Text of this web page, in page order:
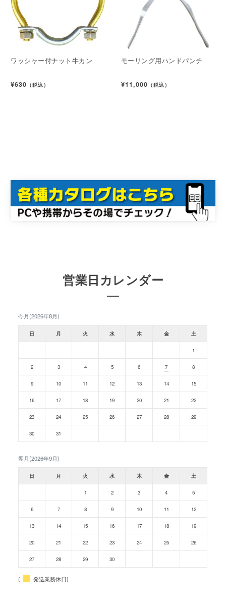
ワッシャー付ナット牛カン
¥630 （税込）
モーリング用ハンドパンチ
¥11,000 （税込）
営業日カレンダー
今月(2026年8月)
日 月 火 水 木 金 土
1
2 3 4 5 6 7 8
9 10 11 12 13 14 15
16 17 18 19 20 21 22
23 24 25 26 27 28 29
30 31
翌月(2026年9月)
日 月 火 水 木 金 土
1 2 3 4 5
6 7 8 9 10 11 12
13 14 15 16 17 18 19
20 21 22 23 24 25 26
27 28 29 30
( 発送業務休日)